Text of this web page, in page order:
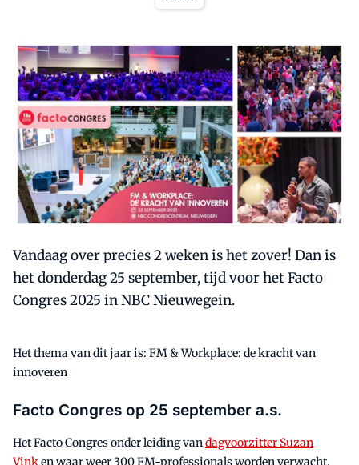
Vandaag over precies 2 weken is het zover! Dan is
het donderdag 25 september, tijd voor het Facto
Congres 2025 in NBC Nieuwegein.
Het thema van dit jaar is: FM & Workplace: de kracht van
innoveren
Facto Congres op 25 september a.s.
Het Facto Congres onder leiding vandagvoorzitter Suzan
Vinken waar weer 300 FM-professionals worden verwacht,